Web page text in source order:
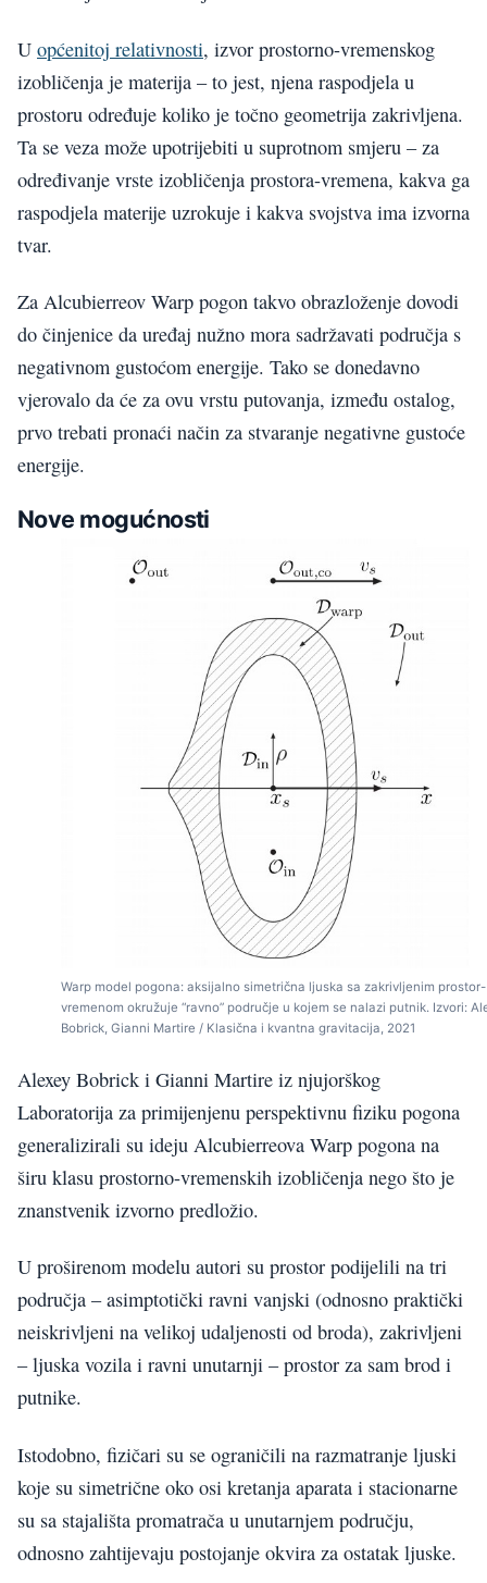
U općenitoj relativnosti, izvor prostorno-vremenskog
izobličenja je materija – to jest, njena raspodjela u
prostoru određuje koliko je točno geometrija zakrivljena.
Ta se veza može upotrijebiti u suprotnom smjeru – za
određivanje vrste izobličenja prostora-vremena, kakva ga
raspodjela materije uzrokuje i kakva svojstva ima izvorna
tvar.
Za Alcubierreov Warp pogon takvo obrazloženje dovodi
do činjenice da uređaj nužno mora sadržavati područja s
negativnom gustoćom energije. Tako se donedavno
vjerovalo da će za ovu vrstu putovanja, između ostalog,
prvo trebati pronaći način za stvaranje negativne gustoće
energije.
Nove mogućnosti
Warp model pogona: aksijalno simetrična ljuska sa zakrivljenim prostor-
vremenom okružuje “ravno” područje u kojem se nalazi putnik. Izvori:
Bobrick, Gianni Martire / Klasična i kvantna gravitacija, 2021
Alexey Bobrick i Gianni Martire iz njujorškog
Laboratorija za primijenjenu perspektivnu fiziku pogona
generalizirali su ideju Alcubierreova Warp pogona na
širu klasu prostorno-vremenskih izobličenja nego što je
znanstvenik izvorno predložio.
U proširenom modelu autori su prostor podijelili na tri
područja – asimptotički ravni vanjski (odnosno praktički
neiskrivljeni na velikoj udaljenosti od broda), zakrivljeni
– ljuska vozila i ravni unutarnji – prostor za sam brod i
putnike.
Istodobno, fizičari su se ograničili na razmatranje ljuski
koje su simetrične oko osi kretanja aparata i stacionarne
su sa stajališta promatrača u unutarnjem području,
odnosno zahtijevaju postojanje okvira za ostatak ljuske.